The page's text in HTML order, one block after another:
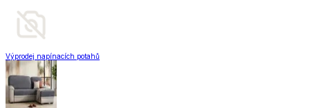
Výprodej napínacích potahů